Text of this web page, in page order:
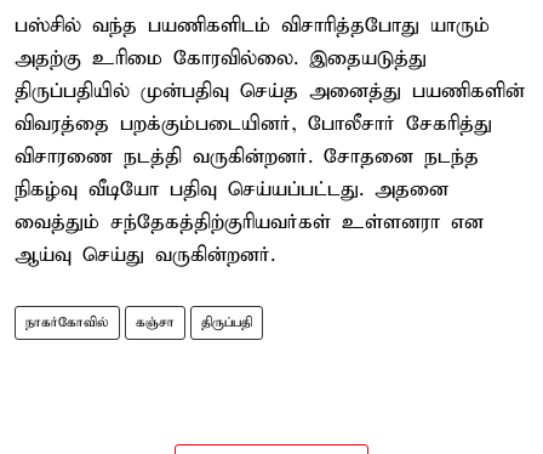
பஸ்சில் வந்த பயணிகளிடம் விசாரித்தபோது யாரும்
அதற்கு உரிமை கோரவில்லை. இதையடுத்து
திருப்பதியில் முன்பதிவு செய்த அனைத்து பயணிகளின்
விவரத்தை பறக்கும்படையினர், போலீசார் சேகரித்து
விசாரணை நடத்தி வருகின்றனர். சோதனை நடந்த
நிகழ்வு வீடியோ பதிவு செய்யப்பட்டது. அதனை
வைத்தும் சந்தேகத்திற்குரியவர்கள் உள்ளனரா என
ஆய்வு செய்து வருகின்றனர்.
நாகர்கோவில் கஞ்சா திருப்பதி